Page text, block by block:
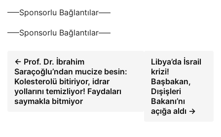
—–Sponsorlu Bağlantılar—–
—–Sponsorlu Bağlantılar—–
← Prof. Dr. İbrahim
Saraçoğlu’ndan mucize besin:
Kolesterolü bitiriyor, idrar
yollarını temizliyor! Faydaları
saymakla bitmiyor
Libya’da İsrail
krizi!
Başbakan,
Dışişleri
Bakanı’nı
açığa aldı →